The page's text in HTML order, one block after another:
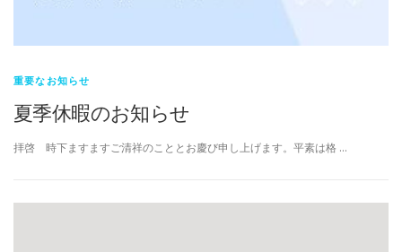
重要なお知らせ
夏季休暇のお知らせ
拝啓 時下ますますご清祥のこととお慶び申し上げます。平素は格 …